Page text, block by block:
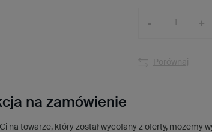
na zamówienie
na towarze, który został wycofany z oferty, możemy
- +
Porównaj